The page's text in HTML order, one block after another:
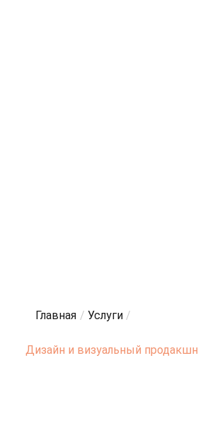
Главная / Услуги /
Дизайн и визуальный продакшн